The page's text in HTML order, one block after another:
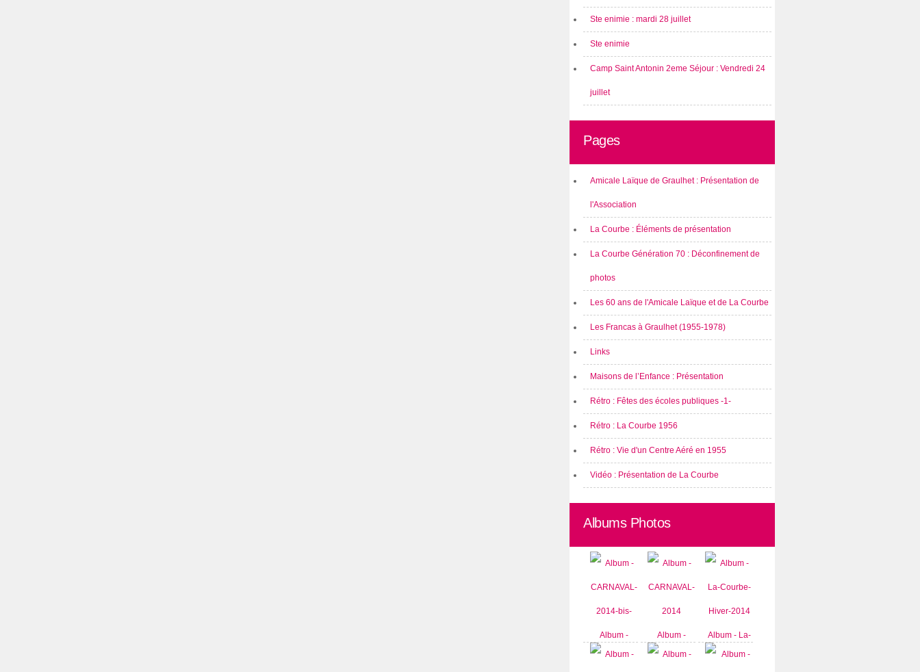
Ste enimie : mardi 28 juillet
Ste enimie
Camp Saint Antonin 2eme Séjour : Vendredi 24
juillet
Pages
Amicale Laïque de Graulhet : Présentation de
l'Association
La Courbe : Éléments de présentation
La Courbe Génération 70 : Déconfinement de
photos
Les 60 ans de l'Amicale Laïque et de La Courbe
Les Francas à Graulhet (1955-1978)
Links
Maisons de l’Enfance : Présentation
Rétro : Fêtes des écoles publiques -1-
Rétro : La Courbe 1956
Rétro : Vie d'un Centre Aéré en 1955
Vidéo : Présentation de La Courbe
Albums Photos
Album -
CARNAVAL-
Album -
CARNAVAL-
Album - La-
Courbe-